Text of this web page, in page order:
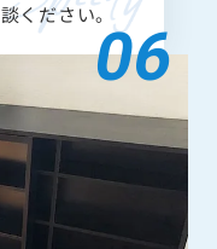
ください。